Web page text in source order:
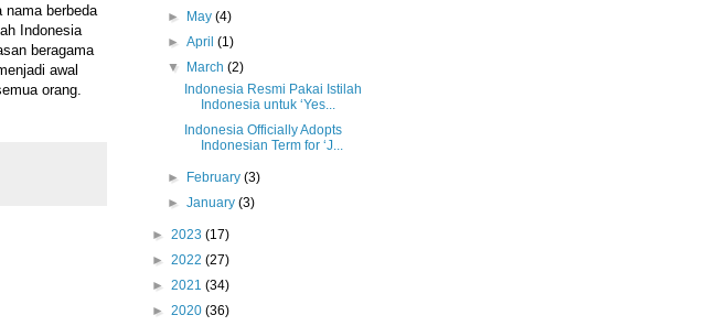
nama berbeda
Indonesia
beragama
awal
orang.
►
May(4)
►April(1)
▼
March(2)
Indonesia Resmi Pakai Istilah
Indonesia untuk ‘Yes...
Indonesia Officially Adopts
Indonesian Term for ‘J...
► February(3)
►January(3)
► 2023 (17)
► 2022 (27)
► 2021 (34)
► 2020 (36)